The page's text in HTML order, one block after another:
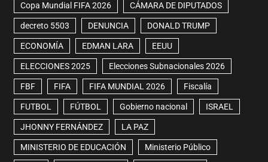
Copa Mundial FIFA 2026 CÁMARA DE DIPUTADOS
decreto 5503 DENUNCIA DONALD TRUMP
ECONOMÍA EDMAN LARA EEUU
ELECCIONES 2025 Elecciones Subnacionales 2026
FBF FIFA FIFA MUNDIAL 2026 Fiscalía
FUTBOL FÚTBOL Gobierno nacional ISRAEL
JHONNY FERNÁNDEZ LA PAZ
MINISTERIO DE EDUCACIÓN Ministerio Público